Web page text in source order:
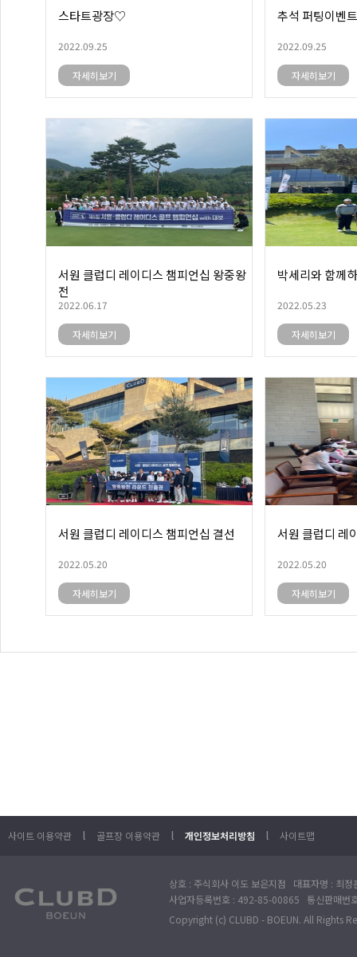
스타트광장♡
2022.09.25
자세히보기
추석 퍼팅이벤
2022.09.25
자세히보기
서원 클럽디 레이디스 챔피언십 왕중왕
전
2022.06.17
자세히보기
박세리와 함께
2022.05.23
자세히보기
서원 클럽디 레이디스 챔피언십 결선
2022.05.20
자세히보기
서원 클럽디 레
2022.05.20
자세히보기
사이트 이용약관 l 골프장 이용약관 l 개인정보처리방침 l 사이트맵
상호 : 주식회사 이도 보은지점 대표자명 : 최
사업자등록번호 : 492-85-00865 통신판매
Copyright (c) CLUBD - BOEUN. All Rights